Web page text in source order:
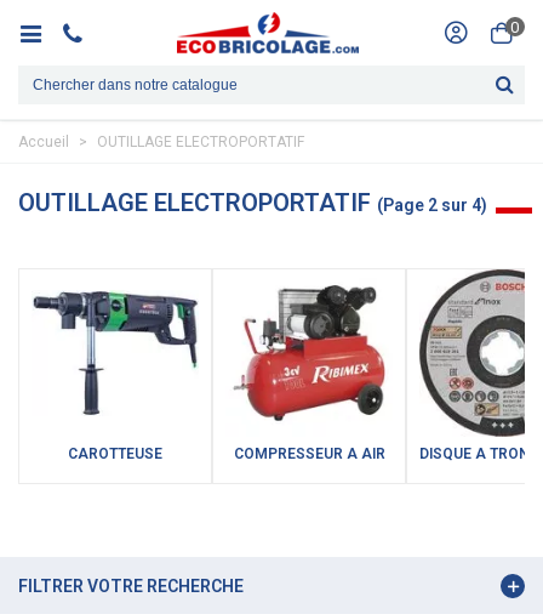
0
Accueil > OUTILLAGE ELECTROPORTATIF
OUTILLAGE ELECTROPORTATIF (Page 2 sur 4)
CAROTTEUSE COMPRESSEUR A AIR DISQUE A
FILTRER VOTRE RECHERCHE